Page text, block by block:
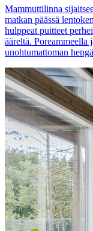
Mammuttilinna
matkan päässä
hulppeat puitteet
ääreltä.
unohtumattoman